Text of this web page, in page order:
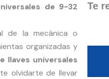
de 9-32
de la mecánica o
organizadas y
llaves universales
olvidarte de llevar
Te